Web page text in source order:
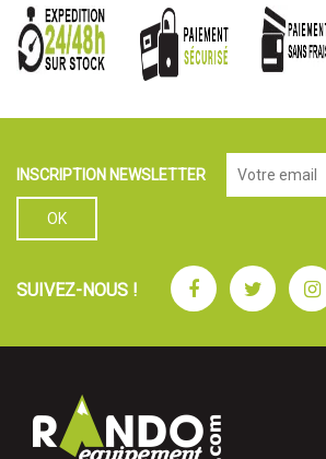
INSCRIPTION NEWSLETTER
SUIVEZ-NOUS ! FacebookTwitter